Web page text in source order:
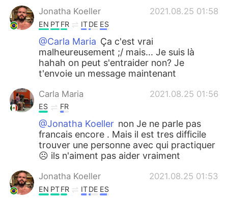
Jonatha Koeller
2021.08.25 01:58
EN PTFR ITDE ES
@Carla Maria Ça c'est vrai
malheureusement ;/ mais... Je suis là
hahah on peut s'entraider non? Je
t'envoie un message maintenant
Carla Maria 2021.08.25 01:56
ES FR
@Jonatha Koeller non Je ne parle pas
francais encore . Mais il est tres difficile
trouver une personne avec qui practiquer
☹️ ils n'aiment pas aider vraiment
Jonatha Koeller 2021.08.25 01:53
EN PTFR ITDE ES